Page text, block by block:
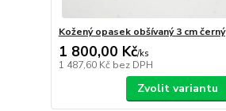
Kožený opasek obšívaný 3 cm černý
1 800,00 Kč/ks
1 487,60 Kč bez DPH
Zvolit variantu